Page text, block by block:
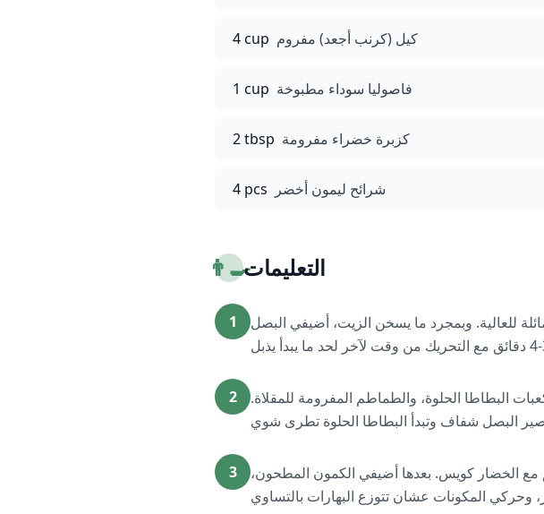
4 cup كيل (كرنب أجعد) مفروم
1 cup فاصوليا سوداء مطبوخة
2 tbsp كزبرة خضراء مفرومة
4 pcs شرائح ليمون أخضر
👨‍🍳التعليمات
1
للعالية. وبمجرد ما يسخن الزيت، أضيفي البصل
2
البطاطا الحلوة، والطماطم المفرومة للمقلاة.
3
مع الخضار كويس. بعدها أضيفي الكمون المطحون،